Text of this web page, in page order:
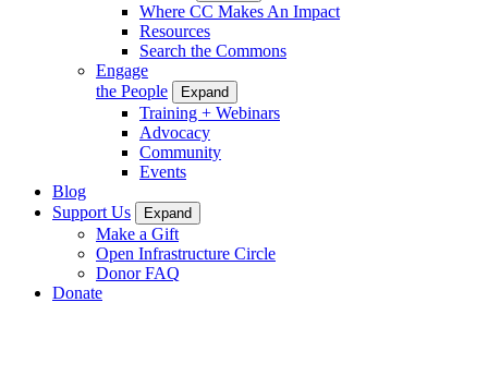
Where CC Makes An Impact
Resources
Search the Commons
Engage
the People
Expand
Training + Webinars
Advocacy
Community
Events
Blog
Support Us
Expand
Make a Gift
Open Infrastructure Circle
Donor FAQ
Donate